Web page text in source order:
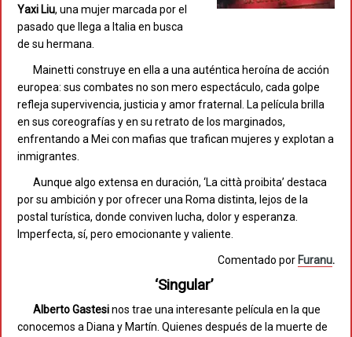
Yaxi Liu, una mujer marcada por el
pasado que llega a Italia en busca
de su hermana.
Mainetti construye en ella a una auténtica heroína de acción
europea: sus combates no son mero espectáculo, cada golpe
refleja supervivencia, justicia y amor fraternal. La película brilla
en sus coreografías y en su retrato de los marginados,
enfrentando a Mei con mafias que trafican mujeres y explotan a
inmigrantes.
Aunque algo extensa en duración, ‘La città proibita’ destaca
por su ambición y por ofrecer una Roma distinta, lejos de la
postal turística, donde conviven lucha, dolor y esperanza.
Imperfecta, sí, pero emocionante y valiente.
Comentado por Furanu.
‘Singular’
Alberto Gastesinos trae una interesante película en la que
conocemos a Diana y Martín. Quienes después de lamuerte de